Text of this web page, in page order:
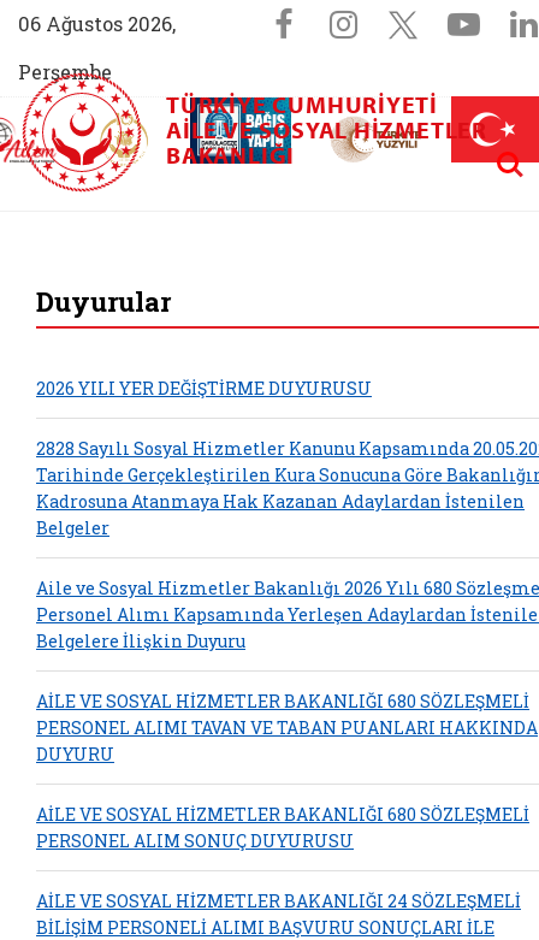
06 Ağustos 2026,
Perşembe
Sosyal
Facebook
Instagram
X
Aile (yeni sekmede açılır)
AİLEM İletişim Merkezi (yeni sekmede açılır)
Aile ve Nüfus On Yılı (yeni sekmede açılır)
Darülaceze bağış sayfası (yeni
TÜRKIYE CUMHURIYETI
AILE VE SOSYAL HIZMETLER
BAKANLIĞI
Duyurular
2026 YILI YER DEĞİŞTİRME DUYURUSU
2828 Sayılı Sosyal Hizmetler Kanunu Kapsamında
Tarihinde Gerçekleştirilen Kura Sonucuna Göre
Kadrosuna Atanmaya Hak Kazanan Adaylardan İstenilen
Belgeler
Aile ve Sosyal Hizmetler Bakanlığı 2026 Yılı 680
Personel Alımı Kapsamında Yerleşen Adaylardan
Belgelere İlişkin Duyuru
AİLE VE SOSYAL HİZMETLER BAKANLIĞI 680 SÖZLEŞMELİ
PERSONEL ALIMI TAVAN VE TABAN PUANLARI HAKKINDA
DUYURU
AİLE VE SOSYAL HİZMETLER BAKANLIĞI 680 SÖZLEŞMELİ
PERSONEL ALIM SONUÇ DUYURUSU
AİLE VE SOSYAL HİZMETLER BAKANLIĞI 24 SÖZLEŞMELİ
BİLİŞİM PERSONELİ ALIMI BAŞVURU SONUÇLARI İLE